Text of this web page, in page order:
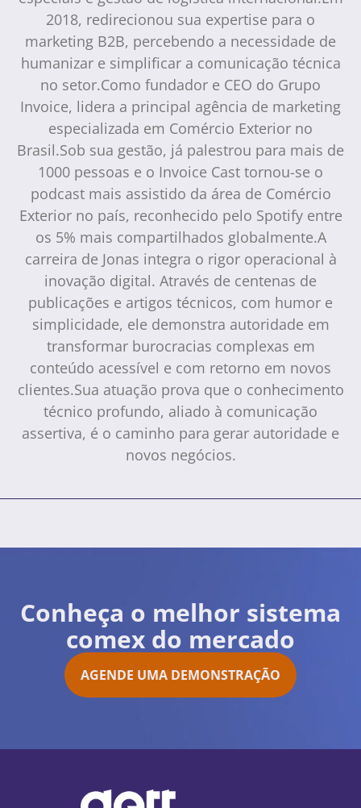
2018, redirecionou sua expertise para o
marketing B2B, percebendo a necessidade de
humanizar e simplificar a comunicação técnica
no setor.Como fundador e CEO do Grupo
Invoice, lidera a principal agência de marketing
especializada em Comércio Exterior no
Brasil.Sob sua gestão, já palestrou para mais de
1000 pessoas e o Invoice Cast tornou-se o
podcast mais assistido da área de Comércio
Exterior no país, reconhecido pelo Spotify entre
os 5% mais compartilhados globalmente.A
carreira de Jonas integra o rigor operacional à
inovação digital. Através de centenas de
publicações e artigos técnicos, com humor e
simplicidade, ele demonstra autoridade em
transformar burocracias complexas em
conteúdo acessível e com retorno em novos
clientes.Sua atuação prova que o conhecimento
técnico profundo, aliado à comunicação
assertiva, é o caminho para gerar autoridade e
novos negócios.
Conheça o melhor sistema
comex do mercado
AGENDE UMA DEMONSTRAÇÃO